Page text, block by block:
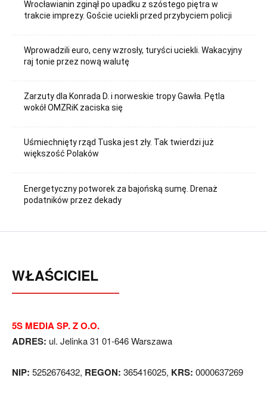
Wrocławianin zginął po upadku z szóstego piętra w
trakcie imprezy. Goście uciekli przed przybyciem policji
Wprowadzili euro, ceny wzrosły, turyści uciekli. Wakacyjny
raj tonie przez nową walutę
Zarzuty dla Konrada D. i norweskie tropy Gawła. Pętla
wokół OMZRiK zaciska się
Uśmiechnięty rząd Tuska jest zły. Tak twierdzi już
większość Polaków
Energetyczny potworek za bajońską sumę. Drenaż
podatników przez dekady
WŁAŚCICIEL
5S MEDIA SP. Z O.O.
ADRES: ul. Jelinka 31 01-646 Warszawa
NIP: 5252676432, REGON: 365416025, KRS: 0000637269